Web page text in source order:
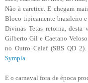
Não à caretice. E chegam
Bloco tipicamente brasileiro
Divinas Tetas retorna, desta
Gilberto Gil e Caetano
no Outro Calaf (SBS QD
Sympla
E o carnaval fora de época